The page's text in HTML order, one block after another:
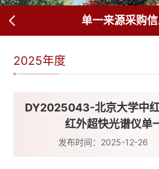
单一来源采购
2025年度
DY2025043-北京大学中
红外超快光谱仪单
发布时间：2025-12-26